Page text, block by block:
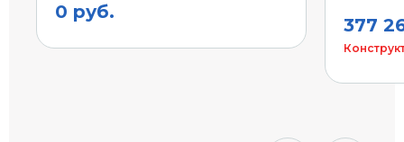
0 руб.
377